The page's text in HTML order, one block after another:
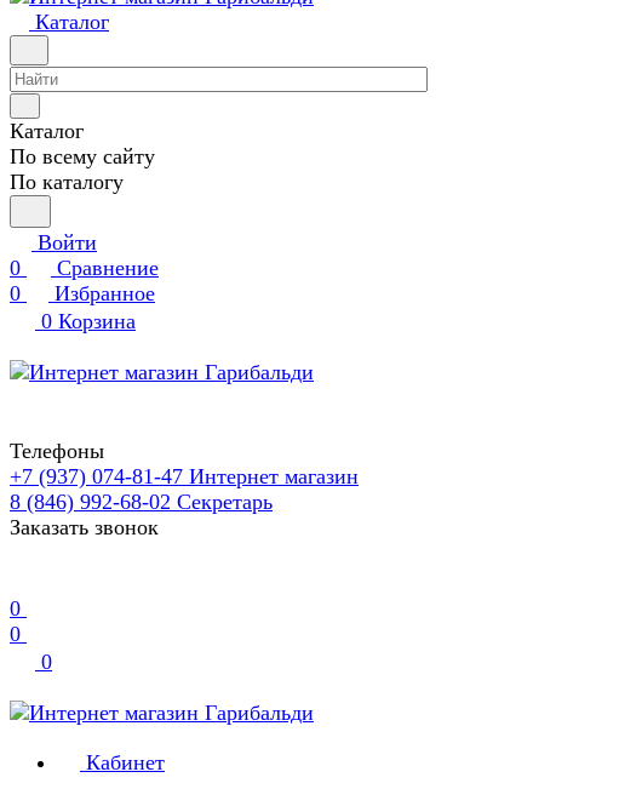
Каталог
Каталог
По всему сайту
По каталогу
Войти
0
Сравнение
0
Избранное
0 Корзина
Телефоны
+7 (937) 074-81-47 Интернет магазин
8 (846) 992-68-02 Секретарь
Заказать звонок
0
0
0
Кабинет